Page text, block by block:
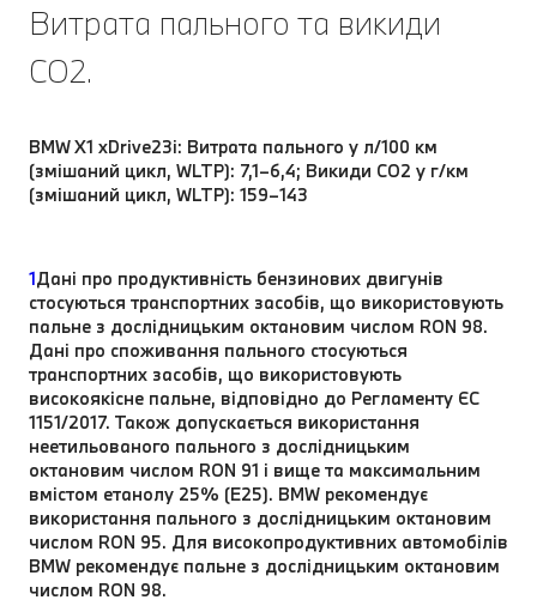
Витрата пального та викиди
CO2.
BMW X1 xDrive23i: Витрата пального у л/100 км
(змішаний цикл, WLTP): 7,1–6,4; Викиди CO2 у г/км
(змішаний цикл, WLTP): 159–143
1Дані про продуктивність бензинових двигунів
стосуються транспортних засобів, що використовують
пальне з дослідницьким октановим числом RON 98.
Дані про споживання пального стосуються
транспортних засобів, що використовують
високоякісне пальне, відповідно до Регламенту ЄС
1151/2017. Також допускається використання
неетильованого пального з дослідницьким
октановим числом RON 91 і вище та максимальним
вмістом етанолу 25% (E25). BMW рекомендує
використання пального з дослідницьким октановим
числом RON 95. Для високопродуктивних автомобілів
BMW рекомендує пальне з дослідницьким октановим
числом RON 98.